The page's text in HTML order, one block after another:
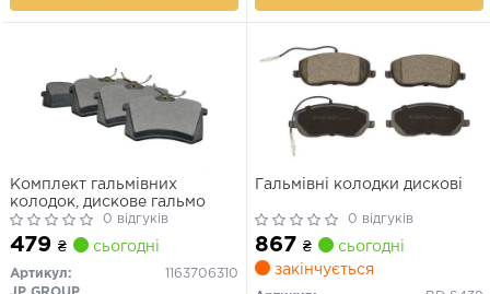
Комплект гальмівних
колодок, дискове гальмо
0 відгуків
479 ₴ сьогодні
Артикул:
1163706310
Гальмівні колодки дискові
0 відгуків
867 ₴
сьогодні
закінчується